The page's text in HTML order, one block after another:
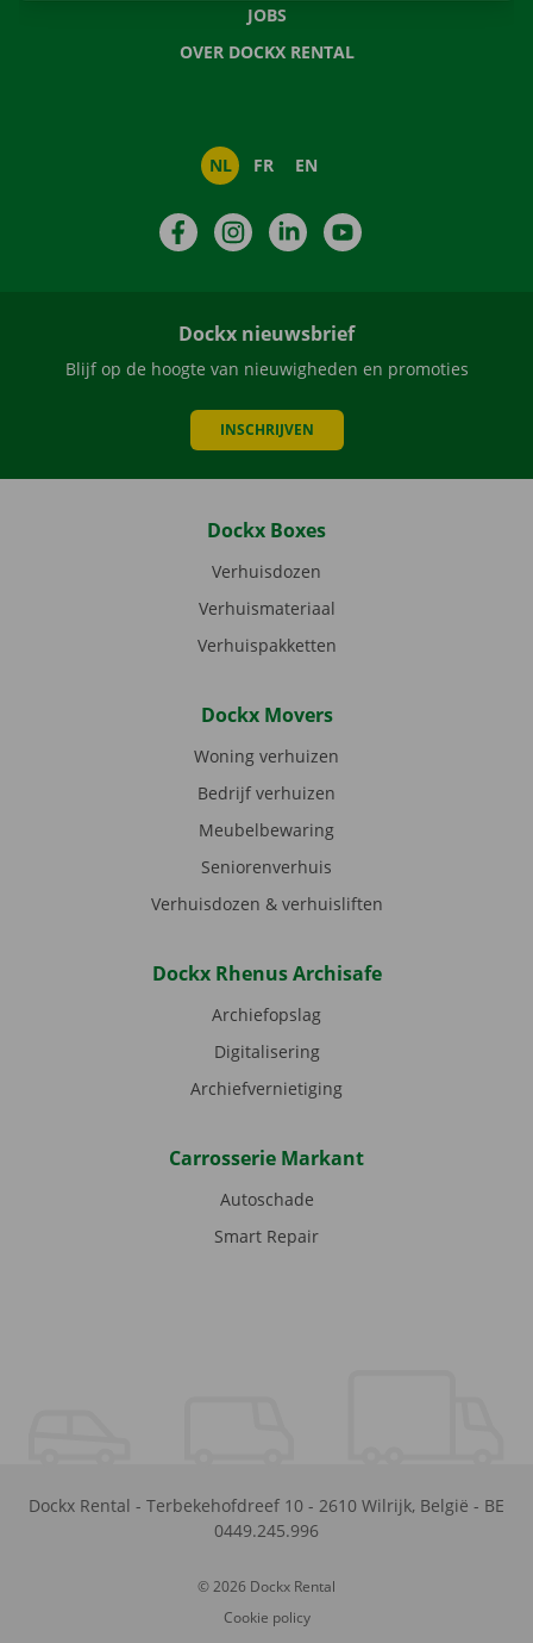
JOBS
OVER DOCKX RENTAL
NL FR EN
FacebookInstagramLinkedIn
Dockx nieuwsbrief
Blijf op de hoogte van nieuwigheden en promoties
INSCHRIJVEN
Dockx Boxes
Verhuisdozen
Verhuismateriaal
Verhuispakketten
Dockx Movers
Woning verhuizen
Bedrijf verhuizen
Meubelbewaring
Seniorenverhuis
Verhuisdozen & verhuisliften
Dockx Rhenus Archisafe
Archiefopslag
Digitalisering
Archiefvernietiging
Carrosserie Markant
Autoschade
Smart Repair
Dockx Rental - Terbekehofdreef 10 - 2610 Wilrijk, België - BE
0449.245.996
© 2026 Dockx Rental
Cookie policy